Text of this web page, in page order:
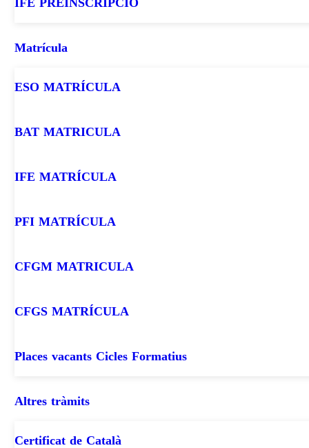
IFE PREINSCRIPCIO
Matrícula
ESO MATRÍCULA
BAT MATRICULA
IFE MATRÍCULA
PFI MATRÍCULA
CFGM MATRICULA
CFGS MATRÍCULA
Places vacants Cicles Formatius
Altres tràmits
Certificat de Català